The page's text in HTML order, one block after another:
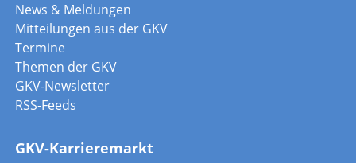
News & Meldungen
Mitteilungen aus der GKV
Termine
Themen der GKV
GKV-Newsletter
RSS-Feeds
GKV-Karrieremarkt